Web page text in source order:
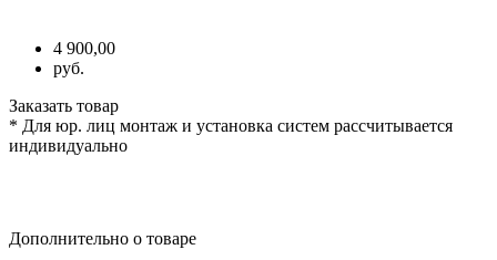
4 900,00
руб.
Заказать товар
* Для юр. лиц монтаж и установка систем рассчитывается
индивидуально
Дополнительно о товаре